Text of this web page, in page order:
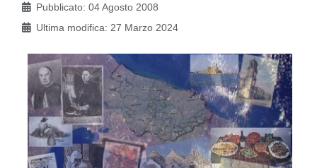
Pubblicato: 04 Agosto 2008
Ultima modifica: 27 Marzo 2024